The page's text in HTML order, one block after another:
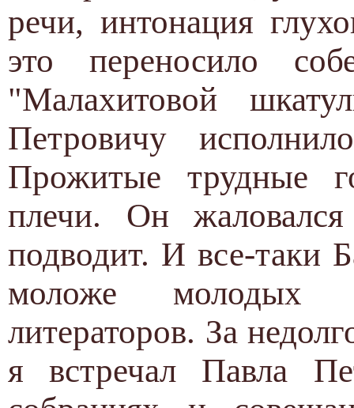
речи, интонация
это переносило
"Малахитовой
Петровичу
Прожитые трудные
плечи. Он
подводит. И все-таки
моложе молодых
литераторов. За
я встречал Павла